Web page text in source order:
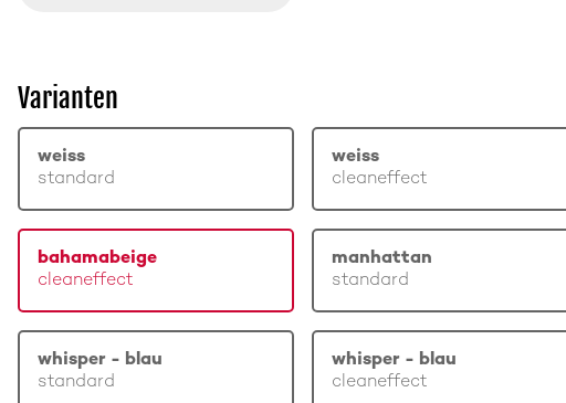
Varianten
weiss
standard
weiss
cleaneffect
bahamabeige
cleaneffect
manhattan
standard
whisper - blau
standard
whisper - blau
cleaneffect